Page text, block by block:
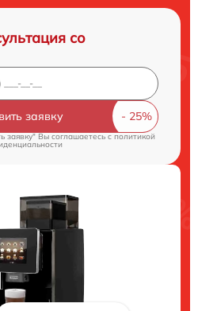
со
заявку
заявку" Вы соглашаетесь cполитикой